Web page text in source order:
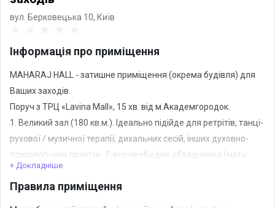
вул. Берковецька 10, Київ
Інформація про приміщення
MAHARAJ HALL - затишне приміщення (окрема будівля) для
Ваших заходів.
Поруч з ТРЦ «Lavina Mall», 15 хв. від м.Академгородок.
1. Великий зал (180 кв.м.). Ідеально підійде для ретрітів, танці-
рухової / музичної терапії, дихальних сесій, інших духовно-
психологічних практик. Є все необхідне обладнання (мати,
килимки, пледи, подушки). Комфортна місткість 40-60 осіб.
Також в доступі комфортна лаунж-зона з відкритою кухнею,
+ Докладніше
Правила приміщення